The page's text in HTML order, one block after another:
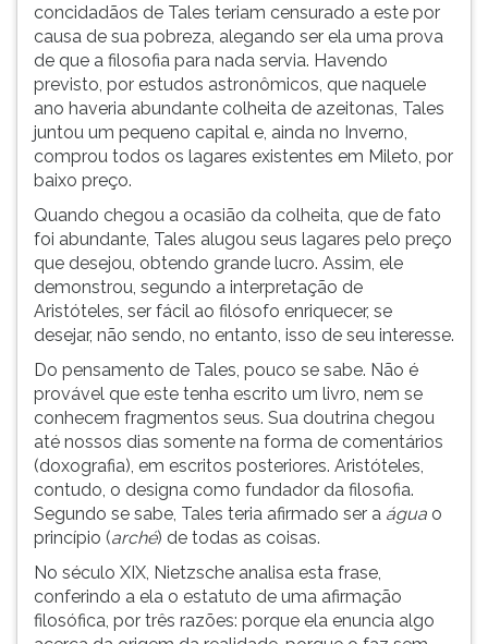
acordo
com
várias
fontes,
direita
menu
principal
pressione
tecla
depois
Pressione
para
ouvir
essa
instrução
novamente.
concidadãos de Tales teriam censurado a este por
causa de sua pobreza, alegando ser ela uma prova
de que a filosofia para nada servia. Havendo
previsto, por estudos astronômicos, que naquele
ano haveria abundante colheita de azeitonas, Tales
juntou um pequeno capital e, ainda no Inverno,
comprou todos os lagares existentes em Mileto, por
baixo preço.
Quando chegou a ocasião da colheita, que de fato
foi abundante, Tales alugou seus lagares pelo preço
que desejou, obtendo grande lucro. Assim, ele
demonstrou, segundo a interpretação de
Aristóteles, ser fácil ao filósofo enriquecer, se
desejar, não sendo, no entanto, isso de seu interesse.
Do pensamento de Tales, pouco se sabe. Não é
provável que este tenha escrito um livro, nem se
conhecem fragmentos seus. Sua doutrina chegou
até nossos dias somente na forma de comentários
(doxografia), em escritos posteriores. Aristóteles,
contudo, o designa como fundador da filosofia.
Segundo se sabe, Tales teria afirmado ser a água o
princípio (arché) de todas as coisas.
No século XIX, Nietzsche analisa esta frase,
conferindo a ela o estatuto de uma afirmação
filosófica, por três razões: porque ela enuncia algo